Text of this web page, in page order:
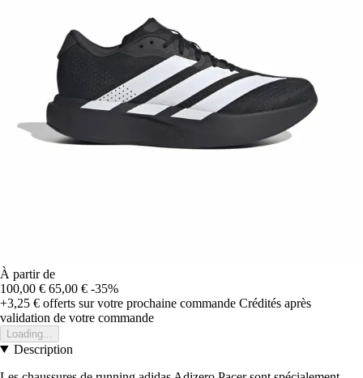
À partir de
100,00 € 65,00 € -35%
+3,25 € offerts sur votre prochaine commande Crédités après
validation de votre commande
Loading...
Description